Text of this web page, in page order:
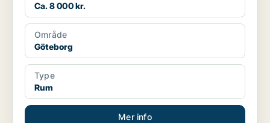
Ca. 8 000 kr.
Område
Göteborg
Type
Rum
Mer info